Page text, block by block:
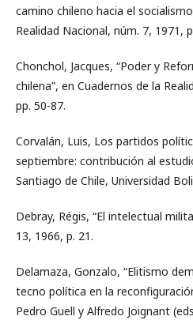
camino chileno hacia el
Realidad Nacional, núm. 7, 1971,
Chonchol, Jacques, “Poder y
chilena”, en Cuadernos de la
pp. 50-87.
Corvalán, Luis, Los partidos
septiembre: contribución al
Santiago de Chile, Universidad
Debray, Régis, “El intelectual
13, 1966, p. 21.
Delamaza, Gonzalo, “Elitismo
tecno política en la
Pedro Guell y Alfredo Joignant